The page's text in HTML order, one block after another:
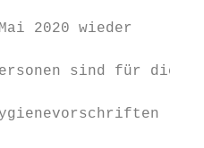
2020 wieder
sind für die